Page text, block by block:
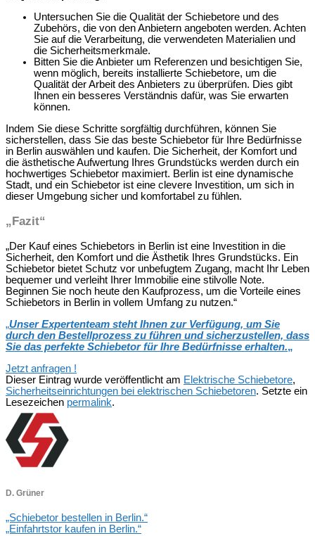
Untersuchen Sie die Qualität der Schiebetore und des
Zubehörs, die von den Anbietern angeboten werden. Achten
Sie auf die Verarbeitung, die verwendeten Materialien und
die Sicherheitsmerkmale.
Bitten Sie die Anbieter um Referenzen und besichtigen Sie,
wenn möglich, bereits installierte Schiebetore, um die
Qualität der Arbeit des Anbieters zu überprüfen. Dies gibt
Ihnen ein besseres Verständnis dafür, was Sie erwarten
können.
Indem Sie diese Schritte sorgfältig durchführen, können Sie
sicherstellen, dass Sie das beste Schiebetor für Ihre Bedürfnisse
in Berlin auswählen und kaufen. Die Sicherheit, der Komfort und
die ästhetische Aufwertung Ihres Grundstücks werden durch ein
hochwertiges Schiebetor maximiert. Berlin ist eine dynamische
Stadt, und ein Schiebetor ist eine clevere Investition, um sich in
dieser Umgebung sicher und komfortabel zu fühlen.
„Fazit“
„Der Kauf eines Schiebetors in Berlin ist eine Investition in die
Sicherheit, den Komfort und die Ästhetik Ihres Grundstücks. Ein
Schiebetor bietet Schutz vor unbefugtem Zugang, macht Ihr Leben
bequemer und verleiht Ihrer Immobilie eine stilvolle Note.
Beginnen Sie noch heute den Kaufprozess, um die Vorteile eines
Schiebetors in Berlin in vollem Umfang zu nutzen.“
„Unser Expertenteam steht Ihnen zur Verfügung, um Sie
durch den Bestellprozess zu führen und sicherzustellen, dass
Sie das perfekte Schiebetor für Ihre Bedürfnisse erhalten.„
Jetzt anfragen !
Dieser Eintrag wurde veröffentlicht am Elektrische Schiebetore,
Sicherheitseinrichtungen bei elektrischen Schiebetoren. Setzte ein
Lesezeichen permalink.
D. Grüner
„Schiebetor bestellen in Berlin.“
„Einfahrtstor kaufen in Berlin.“